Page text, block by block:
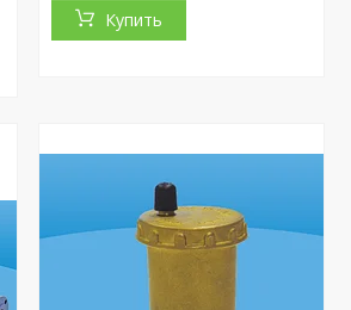
Купить